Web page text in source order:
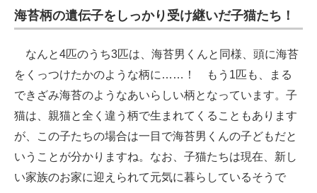
海苔柄の遺伝子をしっかり受け継いだ子猫たち！
なんと4匹のうち3匹は、海苔男くんと同様、頭に海苔
をくっつけたかのような柄に……！ もう1匹も、まる
できざみ海苔のようなあいらしい柄となっています。子
猫は、親猫と全く違う柄で生まれてくることもあります
が、この子たちの場合は一目で海苔男くんの子どもだと
いうことが分かりますね。なお、子猫たちは現在、新し
い家族のお家に迎えられて元気に暮らしているそうで